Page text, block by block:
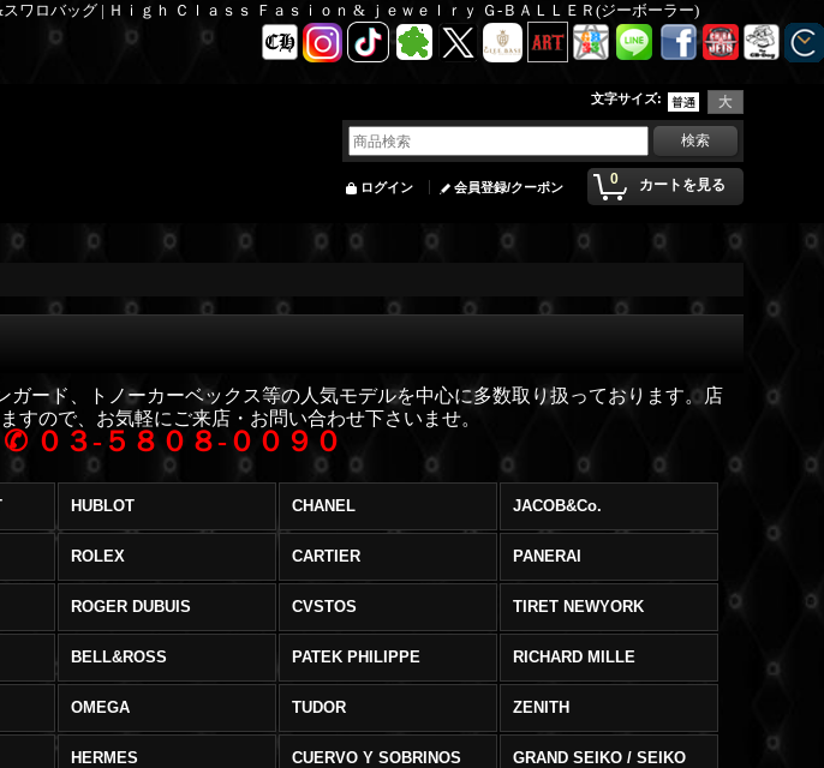
ワロバッグ | Ｈｉｇｈ Ｃｌａｓｓ Ｆａｓｉｏｎ & ｊｅｗｅｌｒｙ Ｇ-ＢＡＬＬＥＲ(ジーボーラー)
文字サイズ:
0 カートを見る
ログイン 会員登録/クーポン
ガード、トノーカーベックス等の人気モデルを中心に多数取り扱っております。店
すので、お気軽にご来店・お問い合わせ下さいませ。
✆ ０３-５８０８-００９０
HUBLOT CHANEL JACOB&Co.
ROLEX CARTIER PANERAI
ROGER DUBUIS CVSTOS TIRET NEWYORK
BELL&ROSS PATEK PHILIPPE RICHARD MILLE
OMEGA TUDOR ZENITH
HERMES CUERVO Y SOBRINOS GRAND SEIKO / SEIKO